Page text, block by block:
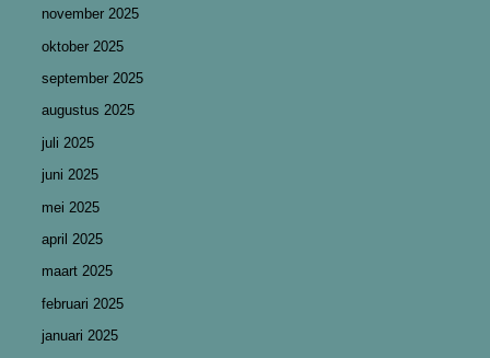
november 2025
oktober 2025
september 2025
augustus 2025
juli 2025
juni 2025
mei 2025
april 2025
maart 2025
februari 2025
januari 2025